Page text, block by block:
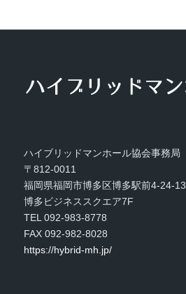
ハイブリッドマンホール協会事務局
〒812-0011
福岡県福岡市博多区博多駅前4-24-13
博多ビジネススクエア7F
TEL 092-983-8778
FAX 092-982-8028
https://hybrid-mh.jp/